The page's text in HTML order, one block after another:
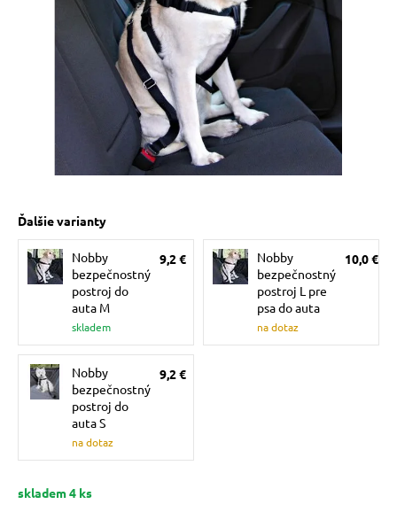
mačky
mačky
mačky
Ďalšie varianty
Nobby
bezpečnostný
postroj do
auta M
skladem
9,2 €
Nobby
bezpečnostný
postroj L pre
psa do auta
na dotaz
10,0 €
Nobby
bezpečnostný
postroj do
auta S
na dotaz
9,2 €
skladem 4 ks